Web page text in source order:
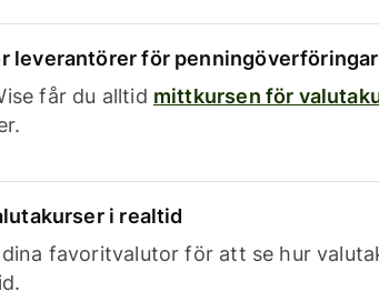
leverantörer för penningöverföringar
får du alltid mittkursen för
i realtid
dina favoritvalutor för att se hur